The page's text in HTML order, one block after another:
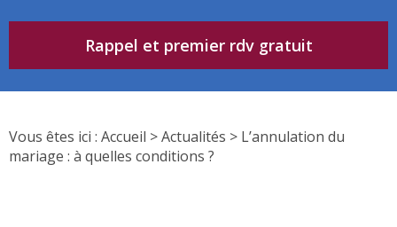
Rappel et premier rdv gratuit
Vous êtes ici : Accueil >Actualités > L’annulation du
mariage : à quelles conditions ?